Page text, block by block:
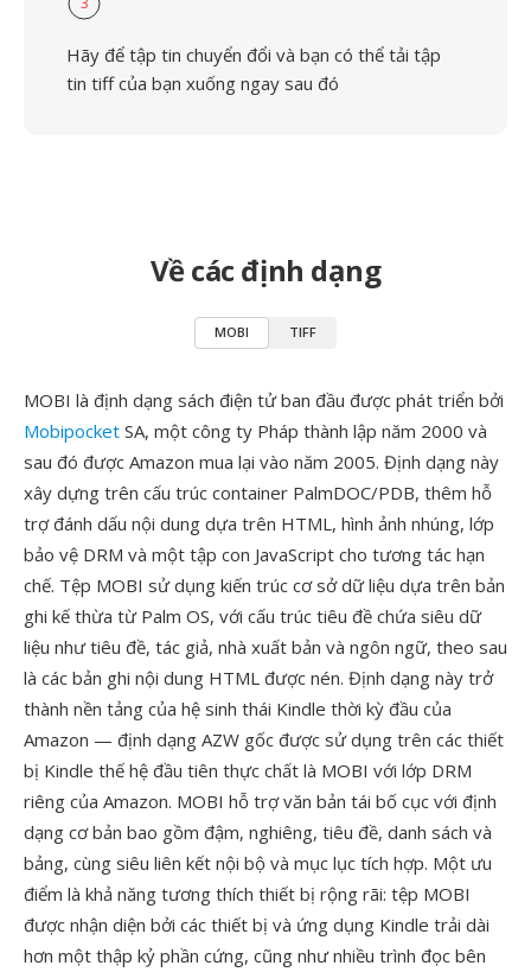
Hãy để tập tin chuyển đổi và bạn có thể tải tập
tin tiff của bạn xuống ngay sau đó
Về các định dạng
MOBI TIFF
MOBI là định dạng sách điện tử ban đầu được phát triển bởi
Mobipocket SA, một công ty Pháp thành lập năm 2000 và
sau đó được Amazon mua lại vào năm 2005. Định dạng này
xây dựng trên cấu trúc container PalmDOC/PDB, thêm hỗ
trợ đánh dấu nội dung dựa trên HTML, hình ảnh nhúng, lớp
bảo vệ DRM và một tập con JavaScript cho tương tác hạn
chế. Tệp MOBI sử dụng kiến trúc cơ sở dữ liệu dựa trên bản
ghi kế thừa từ Palm OS, với cấu trúc tiêu đề chứa siêu dữ
liệu như tiêu đề, tác giả, nhà xuất bản và ngôn ngữ, theo sau
là các bản ghi nội dung HTML được nén. Định dạng này trở
thành nền tảng của hệ sinh thái Kindle thời kỳ đầu của
Amazon — định dạng AZW gốc được sử dụng trên các thiết
bị Kindle thế hệ đầu tiên thực chất là MOBI với lớp DRM
riêng của Amazon. MOBI hỗ trợ văn bản tái bố cục với định
dạng cơ bản bao gồm đậm, nghiêng, tiêu đề, danh sách và
bảng, cùng siêu liên kết nội bộ và mục lục tích hợp. Một ưu
điểm là khả năng tương thích thiết bị rộng rãi: tệp MOBI
được nhận diện bởi các thiết bị và ứng dụng Kindle trải dài
hơn một thập kỷ phần cứng, cũng như nhiều trình đọc bên